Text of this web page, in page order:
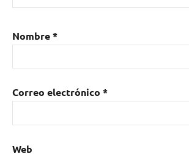
Nombre*
Correo electrónico *
Web